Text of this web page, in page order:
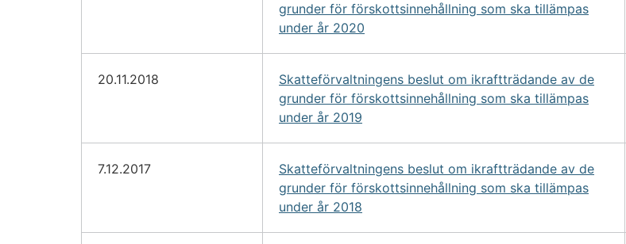
grunder för förskottsinnehållning som ska tillämpas
under år 2020
20.11.2018
Skatteförvaltningens beslut om ikraftträdande av de
grunder för förskottsinnehållning som ska tillämpas
under år 2019
7.12.2017
Skatteförvaltningens beslut om ikraftträdande av de
grunder för förskottsinnehållning som ska tillämpas
under år 2018